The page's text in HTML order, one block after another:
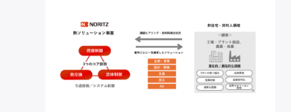
工場向けの熱課題に対応する
ューション
工場向け未利用熱活用ソリューション
分に活用できていなかった排熱、温排水
塔などのエネルギーを有効利用し、加